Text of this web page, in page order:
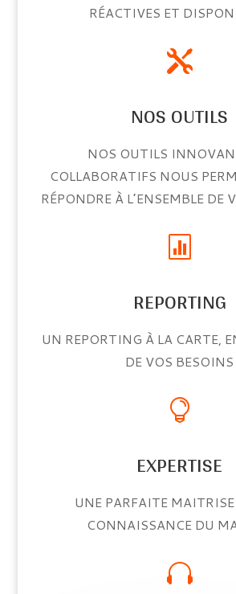
RÉACTIVES ET

NOS OUTILS
NOS OUTILS
COLLABORATIFS NOUS
RÉPONDRE À L’ENSEMBLE DE

REPORTING
UN REPORTING À LA CARTE,
DE VOS BESOINS

EXPERTISE
UNE PARFAITE
CONNAISSANCE DU
